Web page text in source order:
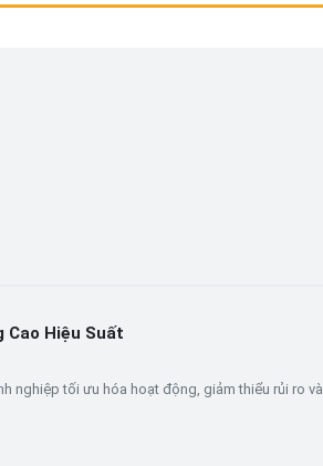
Cao Hiệu Suất
nghiệp tối ưu hóa hoạt động, giảm thiểu rủi ro và